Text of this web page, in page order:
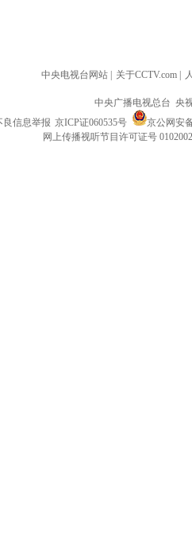
中央电视台网站 关于CCTV.com
中央广播电视总台 央
良信息举报 京ICP证060535号
京公网安
网上传播视听节目许可证号